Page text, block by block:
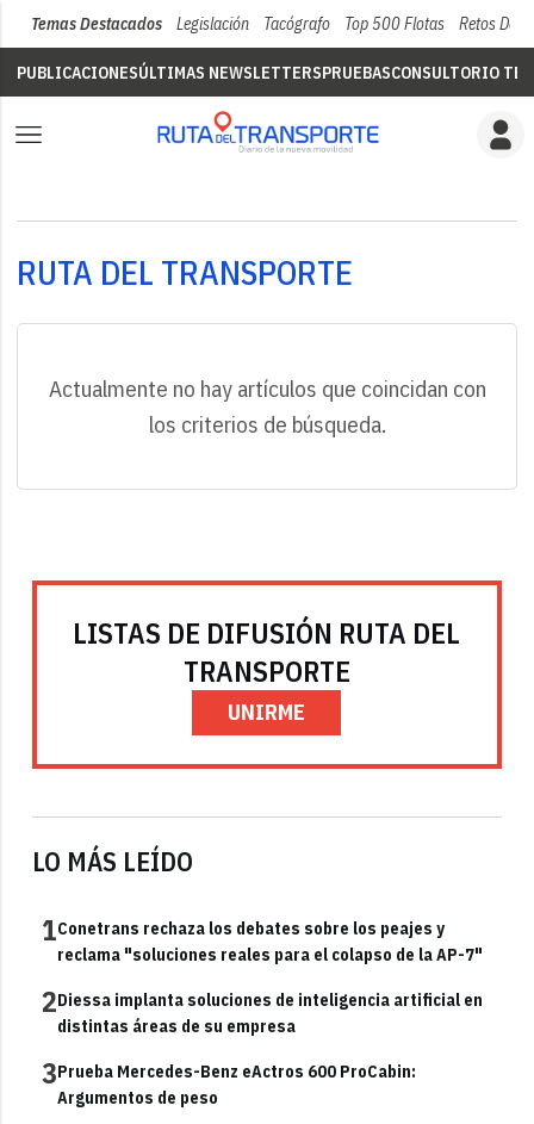
Temas Destacados Legislación Tacógrafo Top 500 Flotas Retos Del
PUBLICACIONESÚLTIMAS NEWSLETTERSPRUEBASCONSULTORIO
RUTA DEL TRANSPORTE
Actualmente no hay artículos que coincidan con
los criterios de búsqueda.
LISTAS DE DIFUSIÓN RUTA DEL
TRANSPORTE
UNIRME
LO MÁS LEÍDO
1Conetrans rechaza los debates sobre los peajes y
reclama "soluciones reales para el colapso de la AP-7"
2Diessa implanta soluciones de inteligencia artificial en
distintas áreas de su empresa
3Prueba Mercedes-Benz eActros 600 ProCabin:
Argumentos de peso